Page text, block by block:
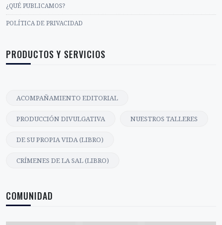
¿QUÉ PUBLICAMOS?
POLÍTICA DE PRIVACIDAD
PRODUCTOS Y SERVICIOS
ACOMPAÑAMIENTO EDITORIAL
PRODUCCIÓN DIVULGATIVA NUESTROS TALLERES
DE SU PROPIA VIDA (LIBRO)
CRÍMENES DE LA SAL (LIBRO)
COMUNIDAD